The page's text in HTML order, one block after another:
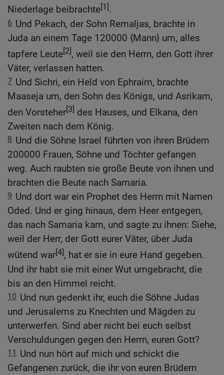
Niederlage beibrachte[1].
6 Und Pekach, der Sohn Remaljas, brachte in
Juda an einem Tage 120000 {Mann} um, alles
tapfere Leute[2], weil sie den Herrn, den Gott ihrer
Väter, verlassen hatten.
7 Und Sichri, ein Held von Ephraim, brachte
Maaseja um, den Sohn des Königs, und Asrikam,
den Vorsteher[3] des Hauses, und Elkana, den
Zweiten nach dem König.
8 Und die Söhne Israel führten von ihren Brüdern
200000 Frauen, Söhne und Töchter gefangen
weg. Auch raubten sie große Beute von ihnen und
brachten die Beute nach Samaria.
9 Und dort war ein Prophet des Herrn mit Namen
Oded. Und er ging hinaus, dem Heer entgegen,
das nach Samaria kam, und sagte zu ihnen: Siehe,
weil der Herr, der Gott eurer Väter, über Juda
wütend war[4], hat er sie in eure Hand gegeben.
Und ihr habt sie mit einer Wut umgebracht, die
bis an den Himmel reicht.
10 Und nun gedenkt ihr, euch die Söhne Judas
und Jerusalems zu Knechten und Mägden zu
unterwerfen. Sind aber nicht bei euch selbst
Verschuldungen gegen den Herrn, euren Gott?
11 Und nun hört auf mich und schickt die
Gefangenen zurück, die ihr von euren Brüdern